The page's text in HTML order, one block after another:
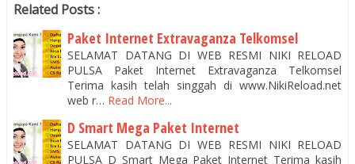
Related Posts :
Paket Internet Extravaganza Telkomsel
SELAMAT DATANG DI WEB RESMI NIKI RELOAD
PULSA Paket Internet Extravaganza Telkomsel
Terima kasih telah singgah di www.NikiReload.net
web r… Read More...
D Smart Mega Paket Internet
SELAMAT DATANG DI WEB RESMI NIKI RELOAD
PULSA D Smart Mega Paket Internet Terima kasih